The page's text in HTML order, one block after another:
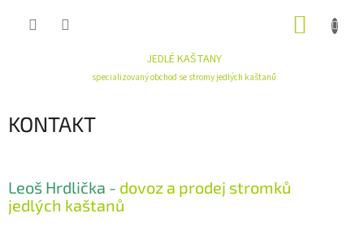
JEDLÉ KAŠTANY
specializovaný obchod se stromy jedlých kaštanů
KONTAKT
Leoš Hrdlička - dovoz a prodej stromků
jedlých kaštanů